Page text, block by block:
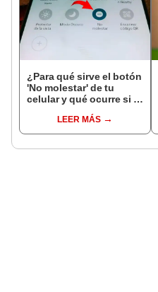
¿Para qué sirve el botón
'No molestar' de tu
celular y qué ocurre si lo
LEER MÁS